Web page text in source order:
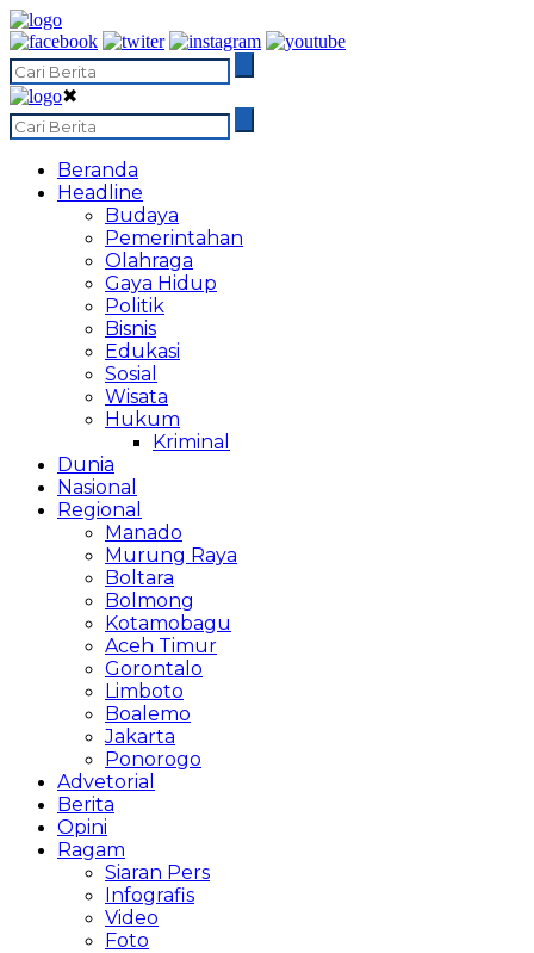
✖
Beranda
Headline
Budaya
Pemerintahan
Olahraga
Gaya Hidup
Politik
Bisnis
Edukasi
Sosial
Wisata
Hukum
Kriminal
Dunia
Nasional
Regional
Manado
Murung Raya
Boltara
Bolmong
Kotamobagu
Aceh Timur
Gorontalo
Limboto
Boalemo
Jakarta
Ponorogo
Advetorial
Berita
Opini
Ragam
Siaran Pers
Infografis
Video
Foto